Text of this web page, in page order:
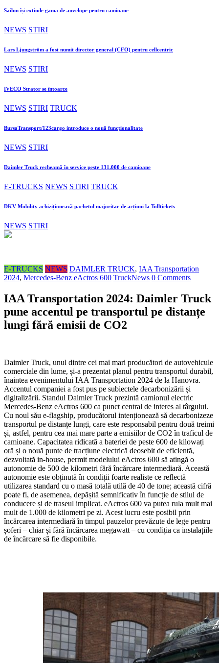
Sailun își extinde gama de anvelope pentru camioane
NEWS STIRI
Lars Ljungström a fost numit director general (CFO) pentru cellcentric
NEWS STIRI
IVECO Strator se întoarce
NEWS STIRI TRUCK
BursaTransport/123cargo introduce o nouă funcționalitate
NEWS STIRI
Daimler Truck recheamă în service peste 131.000 de camioane
E-TRUCKS NEWS STIRI TRUCK
DKV Mobility achiziționează pachetul majoritar de acțiuni la Tolltickets
NEWS STIRI
E-TRUCKS NEWS DAIMLER TRUCK, IAA Transportation
2024, Mercedes-Benz eActros 600 TruckNews 0 Comments
IAA Transportation 2024: Daimler Truck
pune accentul pe transportul pe distanțe
lungi fără emisii de CO2
Daimler Truck, unul dintre cei mai mari producători de autovehicule
comerciale din lume, și-a prezentat planul pentru transportul durabil,
înaintea evenimentului IAA Transportation 2024 de la Hanovra.
Accentul companiei a fost pus pe subiectele decarbonizării și
digitalizării. Standul Daimler Truck prezintă camionul electric
Mercedes-Benz eActros 600 ca punct central de interes al târgului.
Cu noul său e-flagship, producătorul intenționează să decarbonizeze
transportul pe distanțe lungi, care este responsabil pentru două treimi
și, astfel, pentru cea mai mare parte a emisiilor de CO2 în traficul de
camioane. Capacitatea ridicată a bateriei de peste 600 de kilowați
oră și o nouă punte de tracțiune electrică deosebit de eficientă,
dezvoltată in-house, permit modelului eActros 600 să atingă o
autonomie de 500 de kilometri fără încărcare intermediară. Această
autonomie este obținută în condiții foarte realiste ce reflectă
utilizarea standard cu o masă totală utilă de 40 de tone; această cifră
poate fi, de asemenea, depășită semnificativ în funcție de stilul de
conducere și de traseul implicat. eActros 600 va putea rula mult mai
mult de 1.000 de kilometri pe zi. Acest lucru este posibil prin
încărcarea intermediară în timpul pauzelor prevăzute de lege pentru
șoferi – chiar și fără încărcarea megawatt – cu condiția ca instalațiile
de încărcare să fie disponibile.